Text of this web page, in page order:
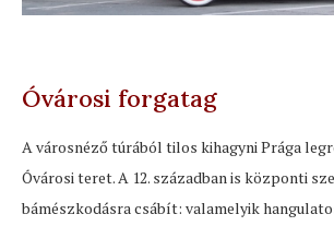
Óvárosi forgatag
A városnéző túrából tilos kihagyni Prága
Óvárosi teret. A 12. században is központi
bámészkodásra csábít: valamelyik